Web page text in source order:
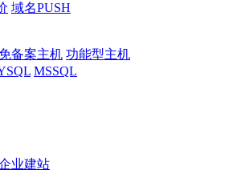
域名PUSH
免备案主机 功能型主机
MSSQL
业建站